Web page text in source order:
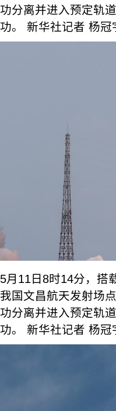
功分离并进入预定轨
功。 新华社记者 杨冠
5月11日8时14分，搭
我国文昌航天发射场
功分离并进入预定轨
功。 新华社记者 杨冠